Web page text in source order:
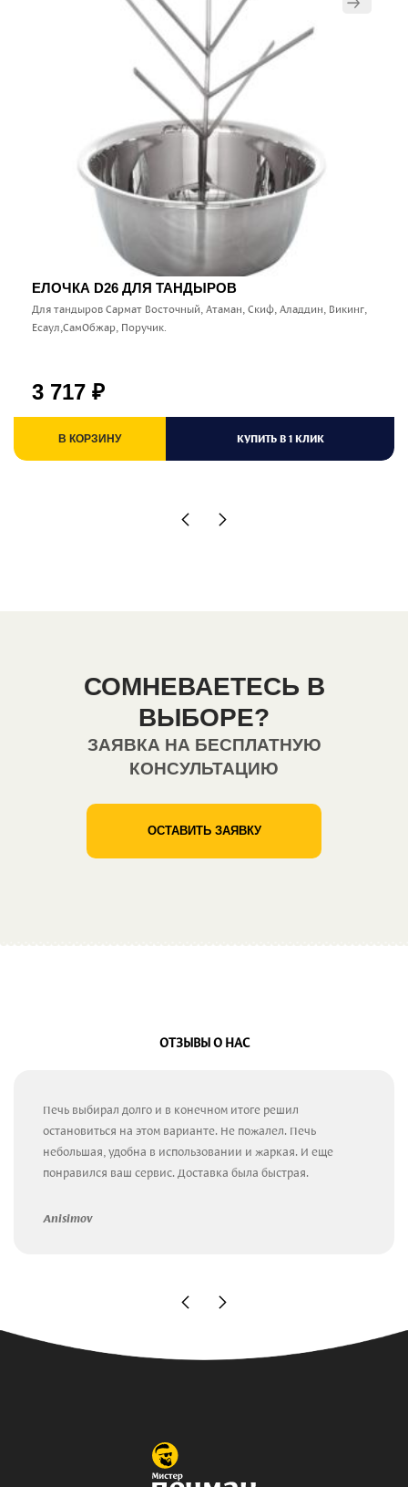
ЕЛОЧКА D26 ДЛЯ ТАНДЫРОВ
Для тандыров Сармат Восточный, Атаман, Скиф, Аладдин, Викинг,
Есаул,СамОбжар, Поручик.
3 717 ₽
В КОРЗИНУ КУПИТЬ В 1 КЛИК
СОМНЕВАЕТЕСЬ В
ВЫБОРЕ?
ЗАЯВКА НА БЕСПЛАТНУЮ
КОНСУЛЬТАЦИЮ
ОСТАВИТЬ ЗАЯВКУ
ОТЗЫВЫ О НАС
Печь выбирал долго и в конечном итоге решил
остановиться на этом варианте. Не пожалел. Печь
небольшая, удобна в использовании и жаркая. И еще
понравился ваш сервис. Доставка была быстрая.
Anisimov